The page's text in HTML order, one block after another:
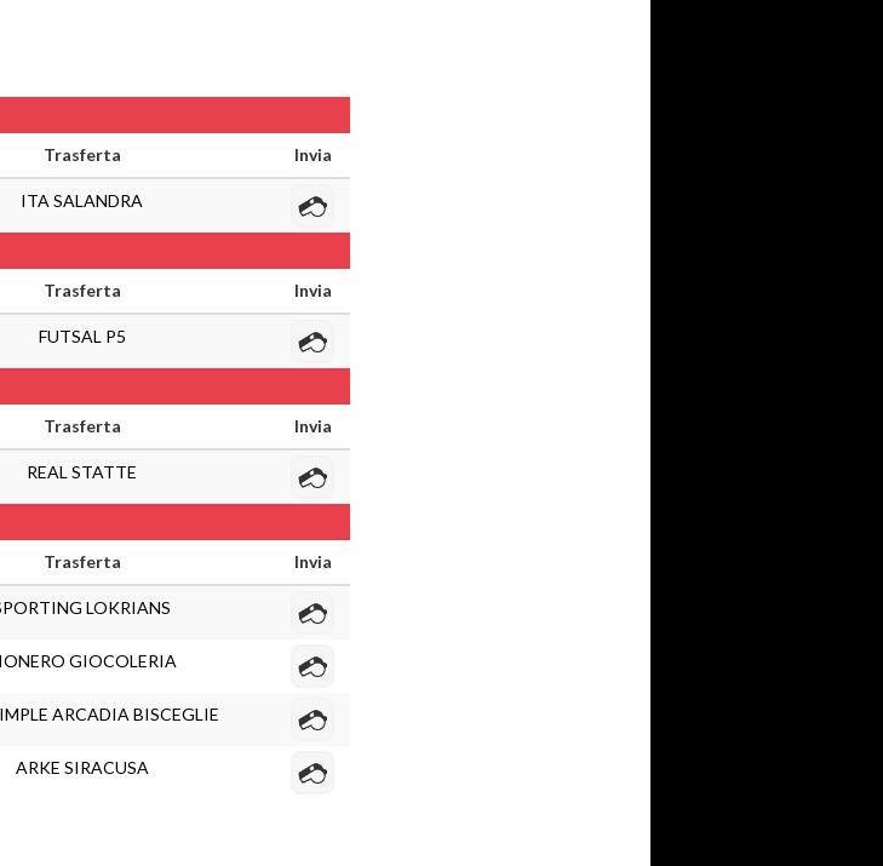
Trasferta Invia
ITA SALANDRA
Trasferta Invia
FUTSAL P5
Trasferta Invia
REAL STATTE
Trasferta Invia
LOKRIANS
GIOCOLERIA
ARCADIA BISCEGLIE
ARKE SIRACUSA